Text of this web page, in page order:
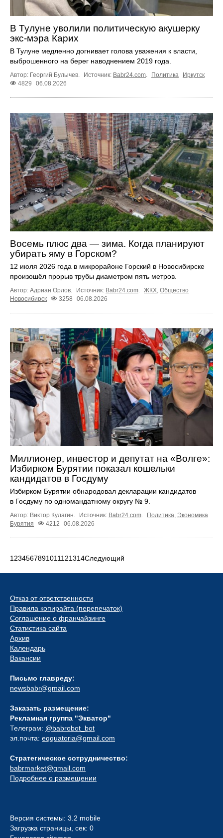
В Тулуне уволили политическую акушерку
экс-мэра Карих
В Тулуне медленно догнивает голова уважения к власти,
выброшенного на берег наводнением 2019 года.
Автор: Георгий Булычев. Источник: Babr24.com. Политика
Иркутск
4829
06.08.2026
Восемь плюс два — зима. Когда планируют
убирать яму в Горском?
12 июля 2026 года в микрорайоне Горский в Новосибирске
произошёл прорыв трубы диаметром пять метров.
Автор: Адриан Орлов. Источник: Babr24.com ЖКХ Общество
Новосибирск
3258 06.08.2026
Миллионер, инвестор и депутат на «Волге»:
Избирком Бурятии показал кошельки
кандидатов в Госдуму
Избирком Бурятии обнародовал декларации кандидатов
в Госдуму по одномандатному округу № 9.
Автор: Виктор Кулагин. Источник: Babr24.com. Политика, Экономика
Бурятия
4212 06.08.2026
1234567891011121314Следующий
Отказ от ответственности
Правила копирайта (перепечаток)
Соглашение о франчайзинге
Статистика сайта
Архив
Календарь
Вакансии
Письмо главреду:
newsbabr@gmail.com
Заказать размещение:
Рекламная группа "Экватор"
Телеграм: @babrobot_bot
эл.почта: eqquatoria@gmail.com
Стратегическое сотрудничество:
babrmarket@gmail.com
Подробнее о размещении
Версия системы: 3.2 mobile
Загрузка страницы, сек: 0